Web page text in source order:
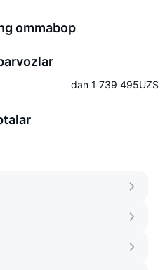
ommabop
dan 1 739 495UZS